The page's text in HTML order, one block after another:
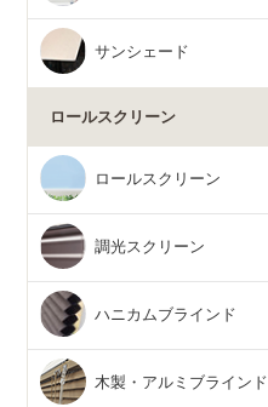
サンシェード
ロールスクリーン
ロールスクリーン
調光スクリーン
ハニカムブラインド
木製・アルミブラインド